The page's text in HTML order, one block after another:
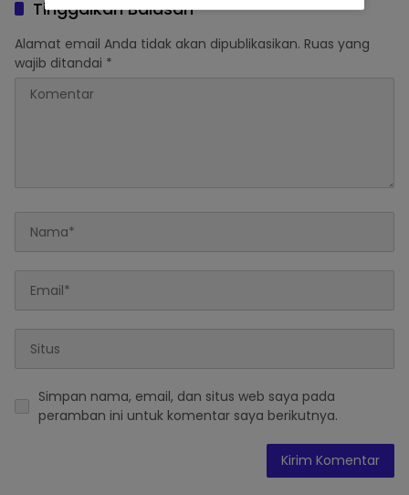
Tinggalkan Balasan
Alamat email Anda tidak akan dipublikasikan. Ruas yang
wajib ditandai *
Simpan nama, email, dan situs web saya pada
peramban ini untuk komentar saya berikutnya.